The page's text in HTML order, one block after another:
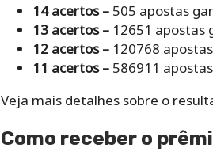
14 acertos – 505 apostas
13 acertos – 12651 apostas
12 acertos – 120768
11 acertos – 586911
Veja mais detalhes sobre o
Como receber o